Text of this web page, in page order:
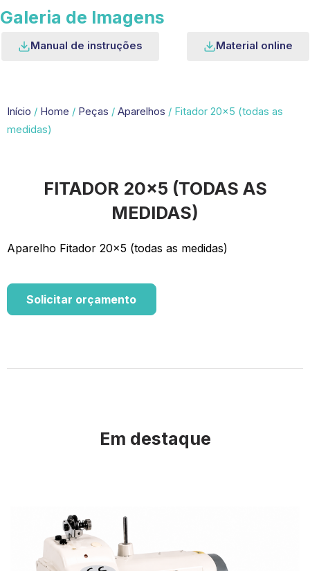
Galeria de Imagens
Manual de instruções Material online
Início / Home / Peças / Aparelhos / Fitador 20×5 (todas as
medidas)
FITADOR 20×5 (TODAS AS
MEDIDAS)
Aparelho Fitador 20×5 (todas as medidas)
Solicitar orçamento
Em destaque